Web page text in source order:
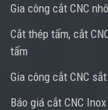
Gia công cắt CNC
Cắt thép tấm, cắt
tấm
Gia công cắt CNC
Báo giá cắt CNC Inox